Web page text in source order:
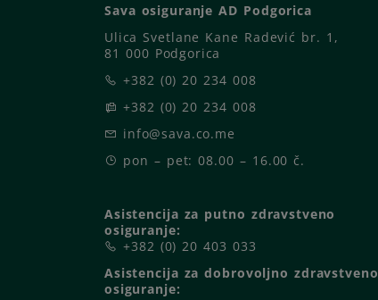
Sava osiguranje AD Podgorica
Ulica Svetlane Kane Radević br. 1,
81 000 Podgorica
+382 (0) 20 234 008
+382 (0) 20 234 008
info@sava.co.me
pon – pet: 08.00 – 16.00 č.
Asistencija za putno zdravstveno
osiguranje:
+382 (0) 20 403 033
Asistencija za dobrovoljno zdravstveno
osiguranje: